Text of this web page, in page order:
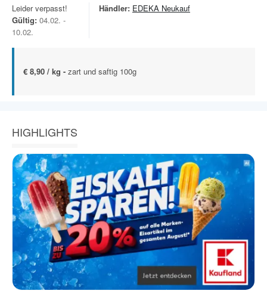
Leider verpasst!
Gültig: 04.02. -
10.02.
Händler: EDEKA Neukauf
€ 8,90 / kg - zart und saftig 100g
HIGHLIGHTS